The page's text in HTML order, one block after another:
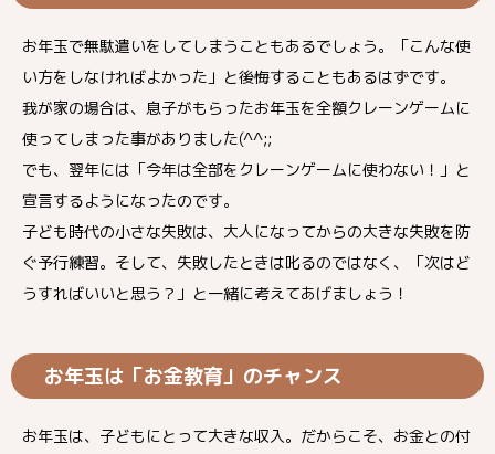
お年玉で無駄遣いをしてしまうこともあるでしょう。「こんな使
い方をしなければよかった」と後悔することもあるはずです。
我が家の場合は、息子がもらったお年玉を全額クレーンゲームに
使ってしまった事がありました(^^;;
でも、翌年には「今年は全部をクレーンゲームに使わない！」と
宣言するようになったのです。
子ども時代の小さな失敗は、大人になってからの大きな失敗を防
ぐ予行練習。そして、失敗したときは叱るのではなく、「次はど
うすればいいと思う？」と一緒に考えてあげましょう！
お年玉は「お金教育」のチャンス
お年玉は、子どもにとって大きな収入。だからこそ、お金との付